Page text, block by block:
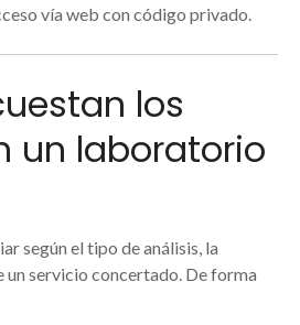
vía web con código privado.
los
un laboratorio
según el tipo de análisis, la
un servicio concertado. De forma